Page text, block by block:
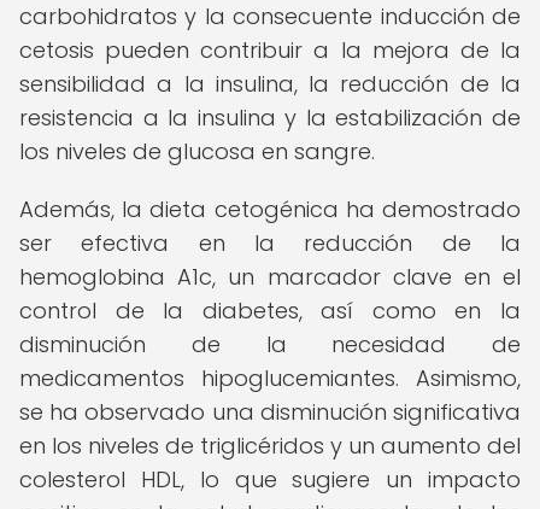
carbohidratos y la consecuente inducción de
cetosis pueden contribuir a la mejora de la
sensibilidad a la insulina, la reducción de la
resistencia a la insulina y la estabilización de
los niveles de glucosa en sangre.
Además, la dieta cetogénica ha demostrado
ser efectiva en la reducción de la
hemoglobina A1c, un marcador clave en el
control de la diabetes, así como en la
disminución de la necesidad de
medicamentos hipoglucemiantes. Asimismo,
se ha observado una disminución significativa
en los niveles de triglicéridos y un aumento del
colesterol HDL, lo que sugiere un impacto